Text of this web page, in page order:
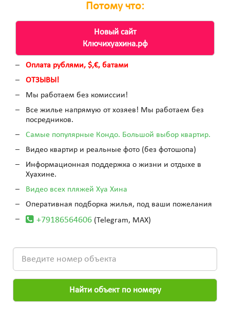
Потому что:
Новый сайт
Ключихуахина.рф
Оплата рублями, $,€, батами
ОТЗЫВЫ!
Мы работаем без комиссии!
Все жилье напрямую от хозяев! Мы работаем без
посредников.
Самые популярные Кондо. Большой выбор квартир.
Видео квартир и реальные фото (без фотошопа)
Информационная поддержка о жизни и отдыхе в
Хуахине.
Видео всех пляжей Хуа Хина
Оперативная подборка жилья, под ваши пожелания
+79186564606 (Telegram, MAX)
Найти объект по номеру